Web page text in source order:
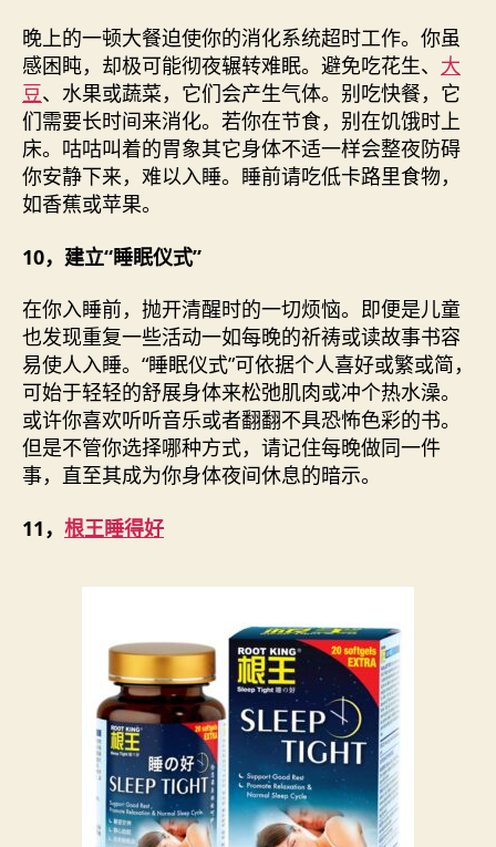
晚上的一顿大餐迫使你的消化系统超时工作。你虽
感困盹，却极可能彻夜辗转难眠。避免吃花生、 大
豆、水果或蔬菜，它们会产生气体。别吃快餐，它
们需要长时间来消化。若你在节食，别在饥饿时上
床。咕咕叫着的胃象其它身体不适一样会整夜防碍
你安静下来，难以入睡。睡前请吃低卡路里食物，
如香蕉或苹果。
10，建立“睡眠仪式”
在你入睡前，抛开清醒时的一切烦恼。即便是儿童
也发现重复一些活动一如每晚的祈祷或读故事书容
易使人入睡。“睡眠仪式”可依据个人喜好或繁或简，
可始于轻轻的舒展身体来松弛肌肉或冲个热水澡。
或许你喜欢听听音乐或者翻翻不具恐怖色彩的书。
但是不管你选择哪种方式，请记住每晚做同一件
事，直至其成为你身体夜间休息的暗示。
11， 根王睡得好